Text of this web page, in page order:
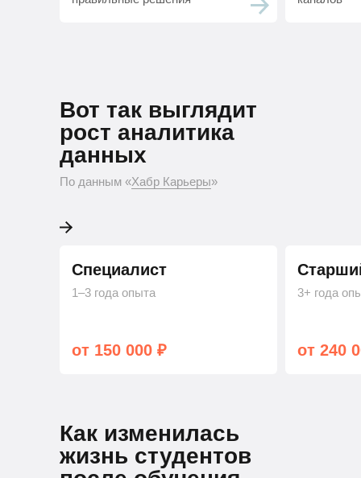
Вот так выглядит
рост аналитика
данных
По данным «Хабр Карьеры»
Python-разработчика
По данным «Хабр Карьеры»
Специалист
1–3 года опыта
от 150 000 ₽
3+ года
от 240
Как изменилась
жизнь студентов